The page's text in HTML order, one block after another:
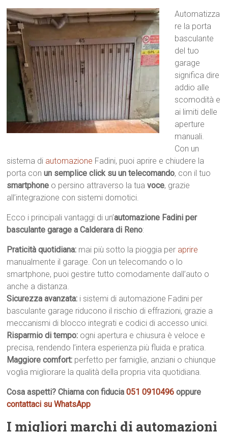
Automatizza
re la porta
basculante
del tuo
garage
significa dire
addio alle
scomodità e
ai limiti delle
aperture
manuali.
Con un
sistema di automazione Fadini, puoi aprire e chiudere la
porta conun semplice click su un telecomando, con il tuo
smartphone o persino attraverso la tuavoce, grazie
all’integrazione con sistemi domotici.
Ecco i principali vantaggi di un’automazione Fadini per
basculante garage a Calderara di Reno:
Praticità quotidiana: mai più sotto la pioggia per aprire
manualmente il garage. Con un telecomando o lo
smartphone, puoi gestire tutto comodamente dall’auto o
anche a distanza.
Sicurezza avanzata: i sistemi di automazione Fadini per
basculante garage riducono il rischio di effrazioni, grazie a
meccanismi di blocco integrati e codici di accesso unici.
Risparmio di tempo: ogni apertura e chiusura è veloce e
precisa, rendendo l’intera esperienza più fluida e pratica.
Maggiore comfort: perfetto per famiglie, anziani o chiunque
voglia migliorare la qualità della propria vita quotidiana.
Cosa aspetti? Chiama con fiducia051 0910496 oppure
contattaci su WhatsApp
I migliori marchi di automazioni